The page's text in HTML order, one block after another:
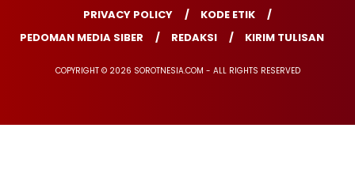
PRIVACY POLICY
KODE ETIK
PEDOMAN MEDIA SIBER
REDAKSI KIRIM TULISAN
COPYRIGHT © 2026 SOROTNESIA.COM - ALL RIGHTS RESERVED